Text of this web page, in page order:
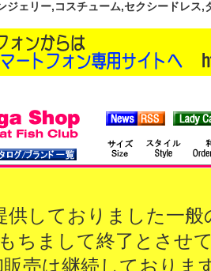
ジェリー,コスチューム,セクシードレス
供しておりました一
ちまして終了とさせ
売は継続しておりま